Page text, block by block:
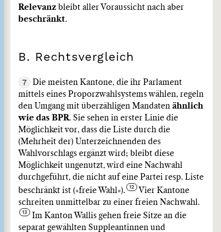
Relevanz bleibt aller Voraussicht nach aber
beschränkt.
B. Rechtsvergleich
7
Die meisten Kantone, die ihr Parlament
mittels eines Proporzwahlsystems wählen, regeln
den Umgang mit überzähligen Mandaten ähnlich
wie das BPR. Sie sehen in erster Linie die
Möglichkeit vor, dass die Liste durch die
(Mehrheit der) Unterzeichnenden des
Wahlvorschlags ergänzt wird; bleibt diese
Möglichkeit ungenutzt, wird eine Nachwahl
durchgeführt, die nicht auf eine Partei resp. Liste
beschränkt ist («freie Wahl»).
Vier Kantone
schreiten unmittelbar zu einer freien Nachwahl.
Im Kanton Wallis gehen freie Sitze an die
separat gewählten Suppleantinnen und